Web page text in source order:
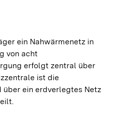
ein Nahwärmenetz in
von acht
erfolgt zentral über
ist die
über ein erdverlegtes Netz